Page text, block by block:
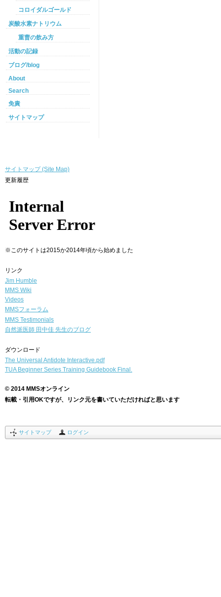
コロイダルゴールド
炭酸水素ナトリウム
重曹の飲み方
活動の記録
ブログ/blog
About
Search
免責
サイトマップ
サイトマップ (Site Map)
更新履歴
※このサイトは2015か2014年頃から始めました
リンク
Jim Humble
MMS Wiki
Videos
MMSフォーラム
MMS Testimonials
自然派医師 田中佳 先生のブログ
ダウンロード
The Universal Antidote Interactive.pdf
TUA Beginner Series Training Guidebook Final.
© 2014 MMSオンライン
転載・引用OKですが、リンク元を書いていただければと思います
サイトマップ ログイン